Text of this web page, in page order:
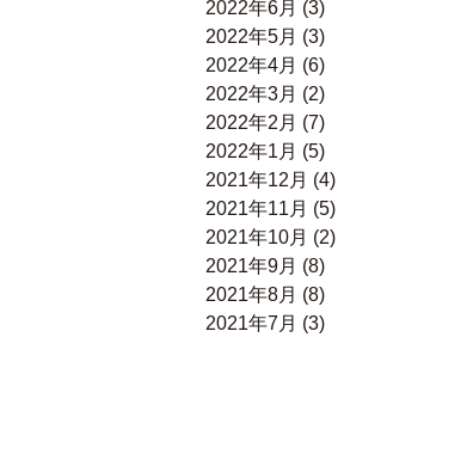
2022年6月 (3)
2022年5月 (3)
2022年4月 (6)
2022年3月 (2)
2022年2月 (7)
2022年1月 (5)
2021年12月 (4)
2021年11月 (5)
2021年10月 (2)
2021年9月 (8)
2021年8月 (8)
2021年7月 (3)